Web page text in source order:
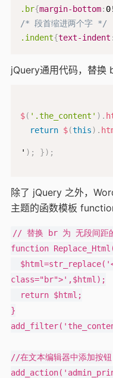
.br{margin-bottom:
/* 段首缩进两个字 */
.indent{text-indent :
jQuery通用代码，替换
$( '.the_content' ) .
return $(this) .
' ) ; }) ;
除了 jQuery 之外，
主题的函数模板
// 替换 br 为 无段间距
function
class="br">',$html);
}
//在文本编辑器中添加按钮